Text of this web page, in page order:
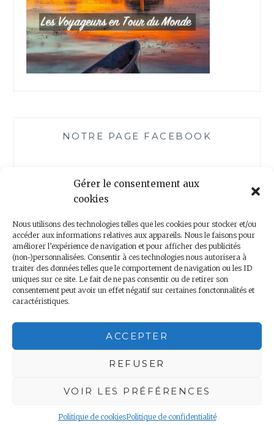
Gérer le consentement aux
cookies
Nous utilisons des technologies telles que les cookies pour stocker et/ou
accéder aux informations relatives aux appareils. Nous le faisons pour
améliorer l’expérience de navigation et pour afficher des publicités
(non-)personnalisées. Consentir à ces technologies nous autorisera à
traiter des données telles que le comportement de navigation ou les ID
uniques sur ce site. Le fait de ne pas consentir ou de retirer son
consentement peut avoir un effet négatif sur certaines fonctonnalités et
caractéristiques.
ACCEPTER
REFUSER
VOIR LES PRÉFÉRENCES
Politique de cookiesPolitique de confidentialité
NOTRE PAGE FACEBOOK
Nous contacter
Proudly powered by WordPress|Theme: Anissa by